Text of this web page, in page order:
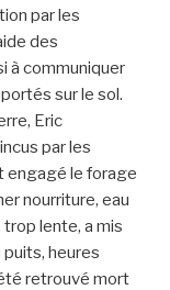
par les
des
à communiquer
sur le sol.
Eric
par les
engagé le forage
nourriture, eau
trop lente, a mis
heures
retrouvé mort